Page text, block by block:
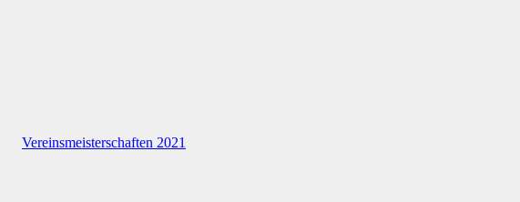
Vereinsmeisterschaften 2021